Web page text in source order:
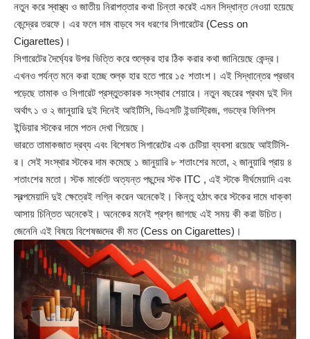
নতুন করে স্বাস্থ্য ও জাতীয় নিরাপত্তার কথা চিন্তা করেই এমন সিদ্ধান্ত নেওয়া হয়েছে
কেন্দ্রের তরফে। এর ফলে দাম বাড়বে সব ধরণের সিগারেটের (Cess on
Cigarettes)।
সিগারেটের দৈর্ঘ্যের উপর ভিত্তি করে শুল্কের হার ঠিক করার কথা জানিয়েছে কেন্দ্র।
এখনও পর্যন্ত মনে করা হচ্ছে শুল্ক হার হতে পারে ১৫ শতাংশ। এই সিদ্ধান্তের প্রভাব
পড়েছে তামাক ও সিগারেট প্রস্তুতকারক সংস্থার শেয়ারে। নতুন বছরের প্রথম দুই দিন
অর্থাৎ ১ ও ২ জানুয়ারি দুই দিনেই আইটিসি, ভিএসটি ইন্ডাস্ট্রিজ, গডফ্রে ফিলিপস
ইন্ডিয়ার স্টকের দামে পতন দেখা গিয়েছে।
ভারতে তামাকজাত দ্রব্য এবং বিশেষত সিগারেটের এক চেটিয়া ব্যবসা রয়েছে আইটিসি-
র। সেই সংস্থার স্টকের দাম কমেছে ১ জানুয়ারি ৮ শতাংশের মতো, ২ জানুয়ারি প্রায় ৪
শতাংশের মতো। স্টক মার্কেটে অত্যন্ত পছন্দের স্টক ITC , এই স্টকে দীর্ঘমেয়াদি এবং
স্বল্পমেয়াদি দুই ক্ষেত্রেই লগ্নি করেন অনেকেই। কিন্তু হঠাৎ করে স্টকের দামে ধাক্কা
আসায় চিন্তিত অনেকেই। অনেকের মনেই প্রশ্ন জাগছে এই সময় কী করা উচিত।
জেনেনি এই বিষয়ে বিশেষজ্ঞদের কী মত (Cess on Cigarettes)।